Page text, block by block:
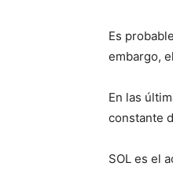
Es
embargo,
En las
constante
SOL es el